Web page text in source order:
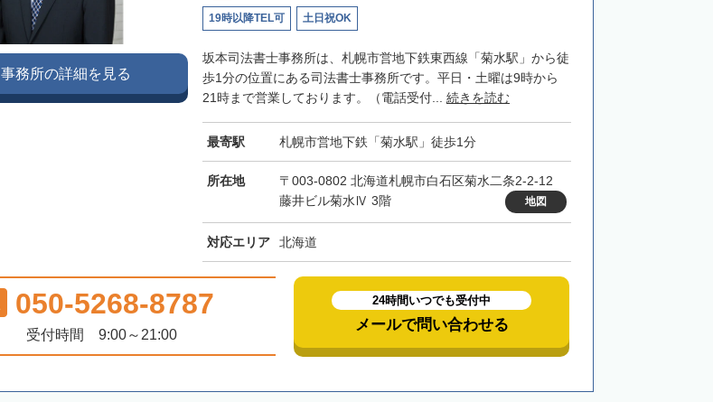
19時以降TEL可 土日祝OK
坂本司法書士事務所は、札幌市営地下鉄東西線「菊水駅」から徒
歩1分の位置にある司法書士事務所です。平日・土曜は9時から
21時まで営業しております。（電話受付... 続きを読む
最寄駅 札幌市営地下鉄「菊水駅」徒歩1分
所在地
〒003-0802 北海道札幌市白石区菊水二条2-2-12
藤井ビル菊水Ⅳ 3階
地図
対応エリア 北海道
事務所の詳細を見る
050-5268-8787
受付時間 9:00～21:00
24時間いつでも受付中
メールで問い合わせる